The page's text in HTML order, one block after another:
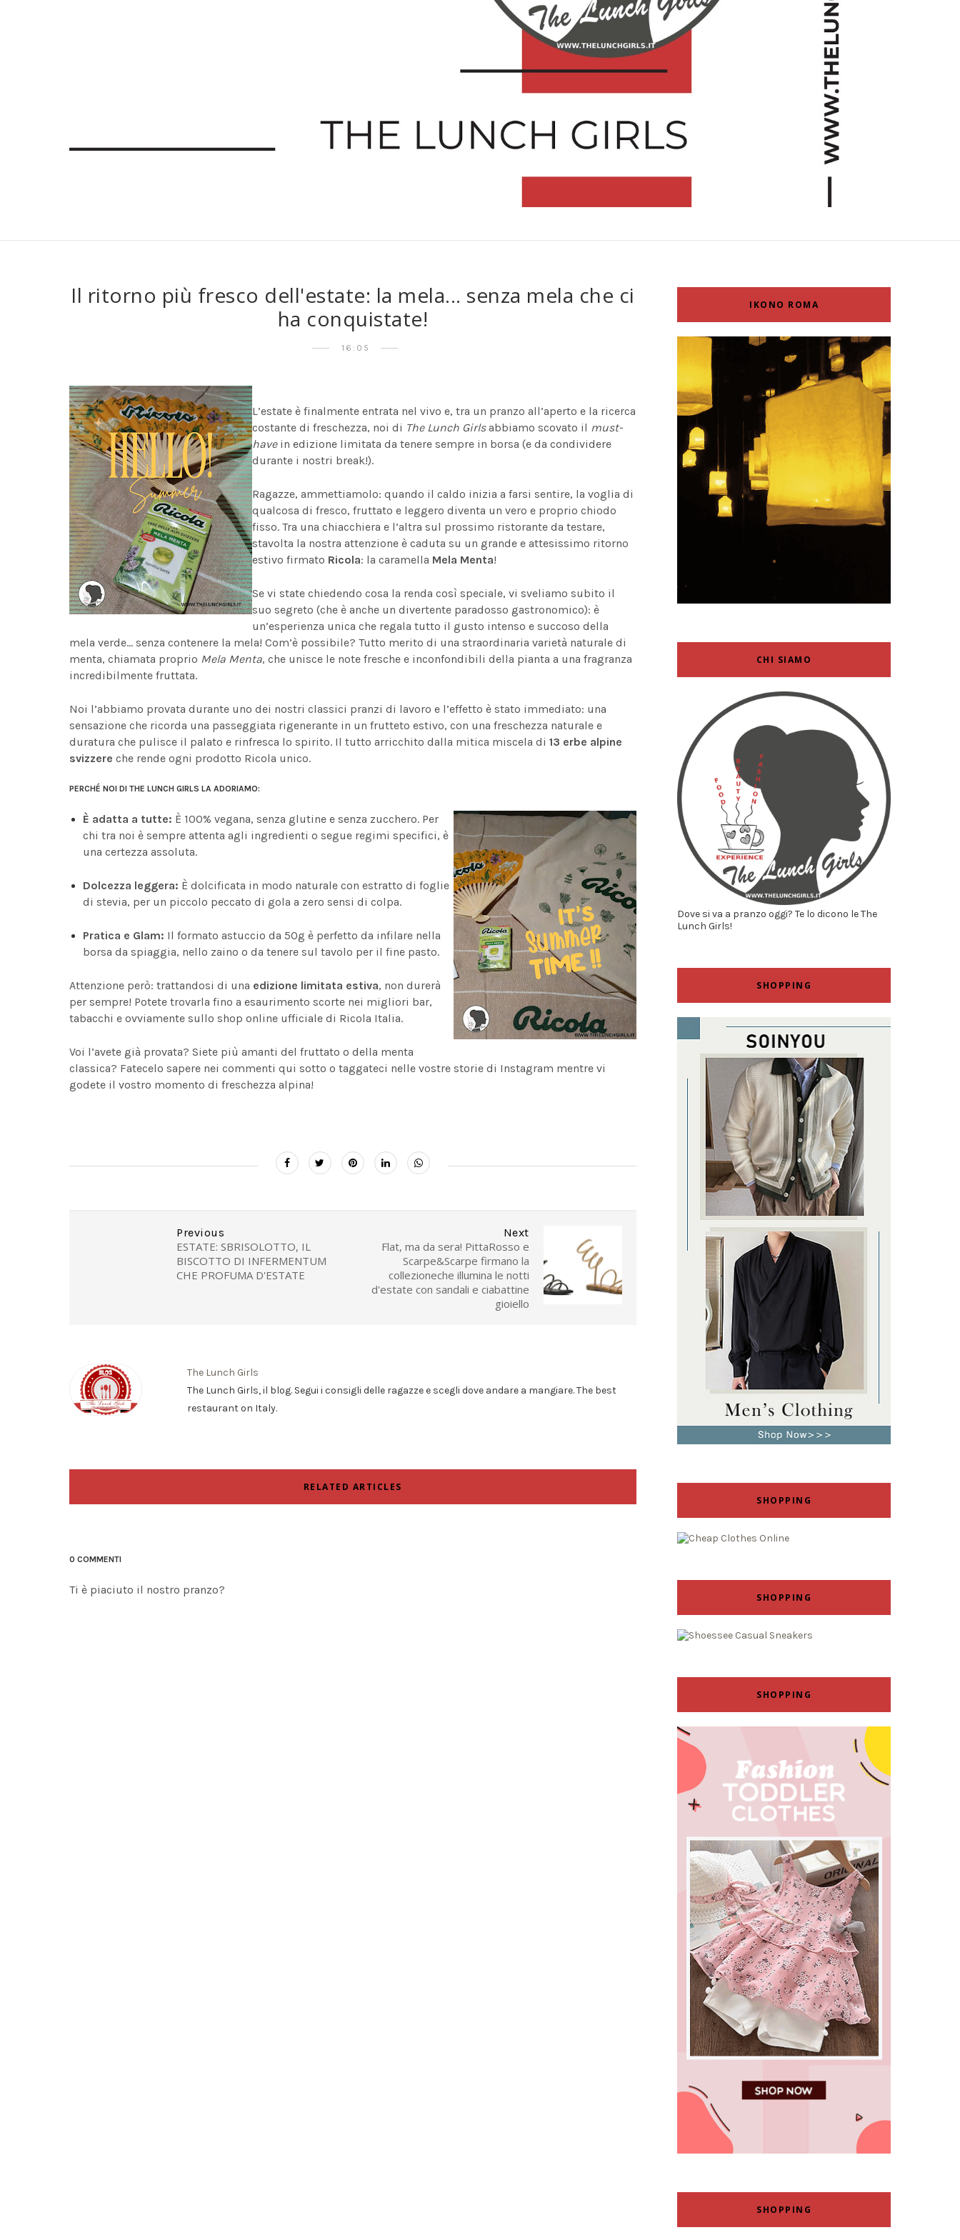
Il ritorno più fresco dell'estate: la mela... senza mela che ci
ha conquistate!
16:05
L’estate è finalmente entrata nel vivo e, tra un pranzo all’aperto e la ricerca
costante di freschezza, noi di The Lunch Girlsabbiamo scovato il must-
havein edizione limitata da tenere sempre in borsa (e da condividere
durante i nostri break!).
Ragazze, ammettiamolo: quando il caldo inizia a farsi sentire, la voglia di
qualcosa di fresco, fruttato e leggero diventa un vero e proprio chiodo
fisso. Tra una chiacchiera e l’altra sul prossimo ristorante da testare,
stavolta la nostra attenzione è caduta su un grande e attesissimo ritorno
estivo firmato Ricola: la caramella Mela Menta!
Se vi state chiedendo cosa la renda così speciale, vi sveliamo subito il
suo segreto (che è anche un divertente paradosso gastronomico): è
un’esperienza unica che regala tutto il gusto intenso e succoso della
mela verde... senza contenere la mela! Com’è possibile? Tutto merito di una straordinaria varietà naturale di
menta, chiamata proprio Mela Menta, che unisce le note fresche e inconfondibili della pianta a una fragranza
incredibilmente fruttata.
Noi l’abbiamo provata durante uno dei nostri classici pranzi di lavoro e l’effetto è stato immediato: una
sensazione che ricorda una passeggiata rigenerante in un frutteto estivo, con una freschezza naturale e
duratura che pulisce il palato e rinfresca lo spirito. Il tutto arricchito dalla mitica miscela di 13 erbe alpine
svizzere che rende ogni prodotto Ricola unico.
PERCHÉ NOI DI THE LUNCH GIRLS LA ADORIAMO:
È adatta a tutte: È 100% vegana, senza glutine e senza zucchero. Per
chi tra noi è sempre attenta agli ingredienti o segue regimi specifici, è
una certezza assoluta.
Dolcezza leggera: È dolcificata in modo naturale con estratto di foglie
di stevia, per un piccolo peccato di gola a zero sensi di colpa.
Pratica e Glam: Il formato astuccio da 50g è perfetto da infilare nella
borsa da spiaggia, nello zaino o da tenere sul tavolo per il fine pasto.
Attenzione però: trattandosi di una edizione limitata estiva, non durerà
per sempre! Potete trovarla fino a esaurimento scorte nei migliori bar,
tabacchi e ovviamente sullo shop online ufficiale di Ricola Italia.
Voi l’avete già provata? Siete più amanti del fruttato o della menta
classica? Fatecelo sapere nei commenti qui sotto o taggateci nelle vostre storie di Instagram mentre vi
godete il vostro momento di freschezza alpina!
Next
Flat, ma da sera! PittaRosso e
Scarpe&Scarpe firmano la
collezioneche illumina le notti
d'estate con sandali e ciabattine
gioiello
Previous
ESTATE: SBRISOLOTTO, IL
BISCOTTO DI INFERMENTUM
CHE PROFUMA D'ESTATE
The Lunch Girls
The Lunch Girls, il blog. Segui i consigli delle ragazze e scegli dove andare a mangiare. The best
restaurant on Italy.
RELATED ARTICLES
0 COMMENTI
Ti è piaciuto il nostro pranzo?
IKONO ROMA
CHI SIAMO
Dove si va a pranzo oggi? Te lo dicono le The
Lunch Girls!
SHOPPING
SHOPPING
SHOPPING
SHOPPING
SHOPPING